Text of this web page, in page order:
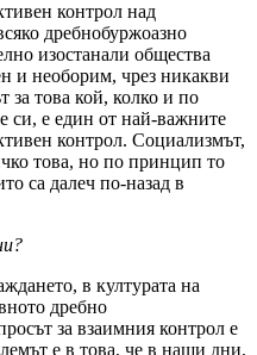
контрол над
дребнобуржоазно
изостанали общества
и необорим, чрез никакви
за това кой, колко и по
си, е един от най-важните
контрол. Социализмът,
това, но по принцип то
са далеч по-назад в
в културата на
дребно
за взаимния контрол е
е в това, че в наши дни,